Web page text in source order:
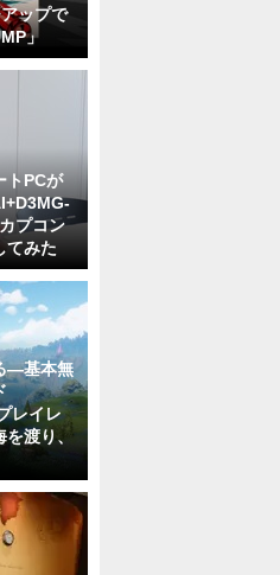
ップで
」
トPCが
プコン
てみた
―基本無
レイレ
渡り、